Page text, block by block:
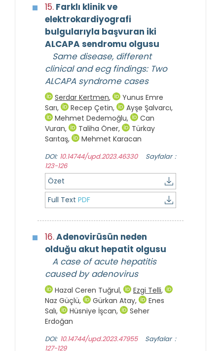
15. Farklı klinik ve
elektrokardiyografi
bulgularıyla başvuran iki
ALCAPA sendromu olgusu
Same disease, different
clinical and ecg findings: Two
ALCAPA syndrome cases
Serdar Kertmen,
Yunus Emre
Sarı, Recep Çetin, Ayşe Şalvarcı,
Mehmet Dedemoğlu,
Can
Vuran, Taliha Öner,
Türkay
Sarıtaş, Mehmet Karacan
DOI: 10.14744/upd.2023.46330
Sayfalar :
123-126
Özet
Full Text PDF
16.Adenovirüsün neden
olduğu akut hepatit olgusu
A case of acute hepatitis
caused by adenovirus
Hazal Ceren Tuğrul, Ezgi Telli,
Naz Güçlü, Gürkan Atay,
Enes
Salı, Hüsniye İşcan,
Seher
Erdoğan
DOI: 10.14744/upd.2023.47955
Sayfalar :
127-129